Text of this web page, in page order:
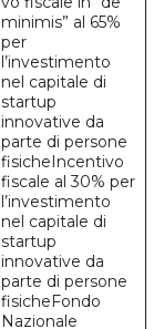
minimis” al 65%
per
l’investimento
nel capitale di
startup
innovative da
parte di persone
fisicheIncentivo
fiscale al 30% per
l’investimento
nel capitale di
startup
innovative da
parte di persone
fisicheFondo
Nazionale